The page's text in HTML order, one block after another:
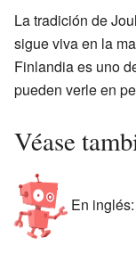
La tradición de
sigue viva en la
Finlandia es uno
pueden verle en
Véase
En inglés: